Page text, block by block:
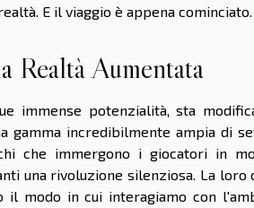
E il viaggio è appena cominciato.
Realtà Aumentata
immense potenzialità, sta
gamma incredibilmente ampia di
che immergono i giocatori in
una rivoluzione silenziosa. La
il modo in cui interagiamo con